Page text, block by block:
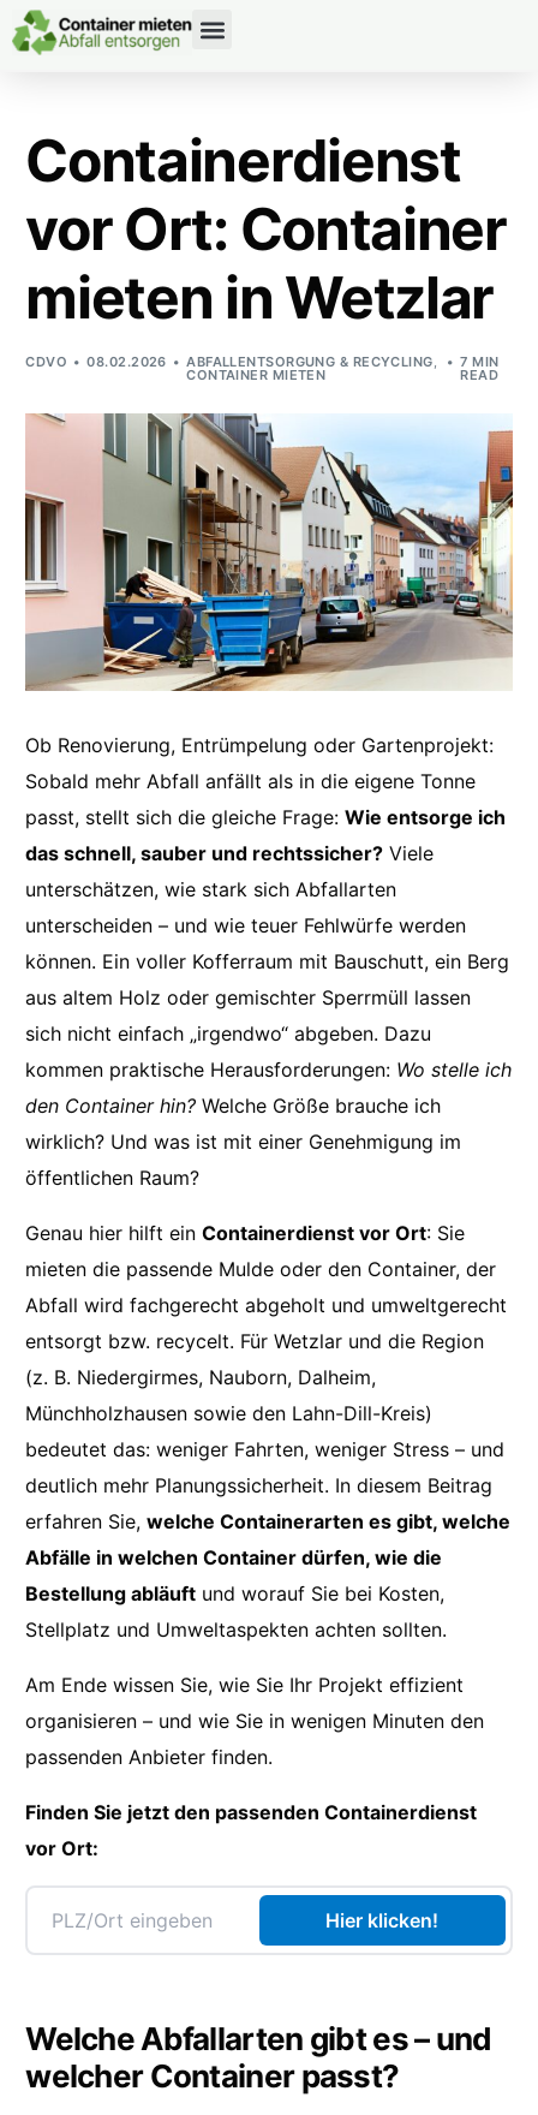
Containerdienst
vor Ort: Container
mieten in Wetzlar
CDVO 08.02.2026 ABFALLENTSORGUNG & RECYCLING,
CONTAINER MIETEN
7 MIN
READ
Ob Renovierung, Entrümpelung oder Gartenprojekt:
Sobald mehr Abfall anfällt als in die eigene Tonne
passt, stellt sich die gleiche Frage:Wie entsorge ich
das schnell, sauber und rechtssicher? Viele
unterschätzen, wie stark sich Abfallarten
unterscheiden – und wie teuer Fehlwürfe werden
können. Ein voller Kofferraum mit Bauschutt, ein Berg
aus altem Holz oder gemischter Sperrmüll lassen
sich nicht einfach „irgendwo“ abgeben. Dazu
kommen praktische Herausforderungen: Wo stelle ich
den Container hin? Welche Größe brauche ich
wirklich? Und was ist mit einer Genehmigung im
öffentlichen Raum?
Genau hier hilft einContainerdienst vor Ort: Sie
mieten die passende Mulde oder den Container, der
Abfall wird fachgerecht abgeholt und umweltgerecht
entsorgt bzw. recycelt. Für Wetzlar und die Region
(z. B. Niedergirmes, Nauborn, Dalheim,
Münchholzhausen sowie den Lahn-Dill-Kreis)
bedeutet das: weniger Fahrten, weniger Stress – und
deutlich mehr Planungssicherheit. In diesem Beitrag
erfahren Sie,welche Containerarten es gibt, welche
Abfälle in welchen Container dürfen, wie die
Bestellung abläuft und worauf Sie bei Kosten,
Stellplatz und Umweltaspekten achten sollten.
Am Ende wissen Sie, wie Sie Ihr Projekt effizient
organisieren – und wie Sie in wenigen Minuten den
passenden Anbieter finden.
Finden Sie jetzt den passenden Containerdienst
vor Ort:
Hier klicken!
Welche Abfallarten gibt es – und
welcher Container passt?